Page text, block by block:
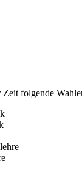
folgende